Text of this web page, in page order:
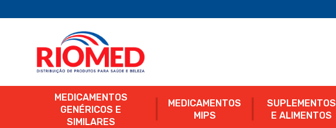
MEDICAMENTOS
GENÉRICOS E
SIMILARES
MEDICAMENTOS
MIPS
SUPLEMENTOS
E ALIMENTOS